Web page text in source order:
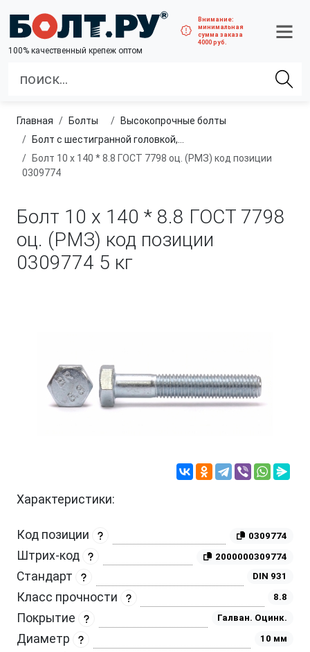
100% качественный крепеж оптом
Внимание:
минимальная
сумма заказа
4000 руб.
Главная болты
высокопрочные болты
Болт с шестигранной головкой, неполная резьба, класс прочности 8.8
Болт 10 х 140 * 8.8 ГОСТ 7798 оц. (РМЗ) код позиции
0309774
Болт 10 х 140 * 8.8 ГОСТ 7798
оц. (РМЗ) код позиции
0309774 5 кг
Характеристики:
Код позиции 0309774
Штрих-код 2000000309774
Стандарт DIN 931
Класс прочности 8.8
Покрытие Галван. Оцинк.
Диаметр 10 мм